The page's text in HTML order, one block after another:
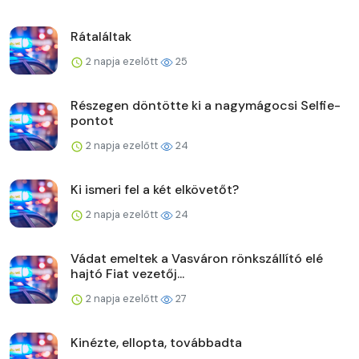
Rátaláltak
2 napja ezelőtt 25
Részegen döntötte ki a nagymágocsi Selfie-
pontot
2 napja ezelőtt 24
Ki ismeri fel a két elkövetőt?
2 napja ezelőtt 24
Vádat emeltek a Vasváron rönkszállító elé
hajtó Fiat vezetőj...
2 napja ezelőtt 27
Kinézte, ellopta, továbbadta